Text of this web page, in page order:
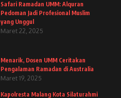
Safari Ramadan UMM: Alquran
Pedoman Jadi Profesional Muslim
yang Unggul
Maret 22, 2025
Menarik, Dosen UMM Ceritakan
Pengalaman Ramadan di Australia
Maret 19, 2025
Kapolresta Malang Kota Silaturahmi